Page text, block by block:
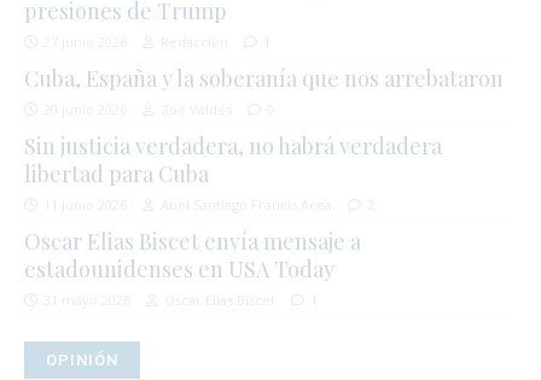
presiones de Trump
Cuba, España y la soberanía que nos arrebataron
Sin justicia verdadera, no habrá verdadera
libertad para Cuba
Oscar Elias Biscet envía mensaje a
estadounidenses en USA Today
OPINIÓN